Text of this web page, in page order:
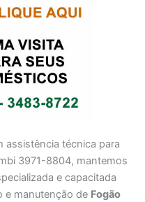
assistência técnica para
3971-8804, mantemos
e capacitada
e manutenção de Fogão